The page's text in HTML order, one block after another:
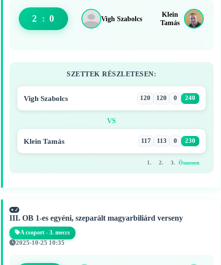
Vigh Szabolcs
2 : 0
Klein
Tamás
SZETTEK RÉSZLETESEN:
Vigh Szabolcs 120 120 0 240
VS
Klein Tamás 117 113 0 230
1. 2. 3. Összesen
III. OB 1-es egyéni, szeparált magyarbiliárd verseny
A csoport - 3. meccs
2025-10-25 10:35